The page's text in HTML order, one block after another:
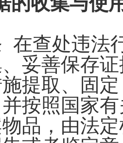
在查处违法
妥善保存
提取、固
按照国家
品，由法